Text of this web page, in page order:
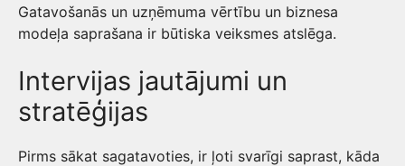
Gatavošanās un uzņēmuma vērtību un biznesa
modeļa saprašana ir būtiska veiksmes atslēga.
Intervijas jautājumi un
stratēģijas
Pirms sākat sagatavoties, ir ļoti svarīgi saprast, kāda